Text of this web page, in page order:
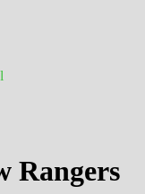
Rangers